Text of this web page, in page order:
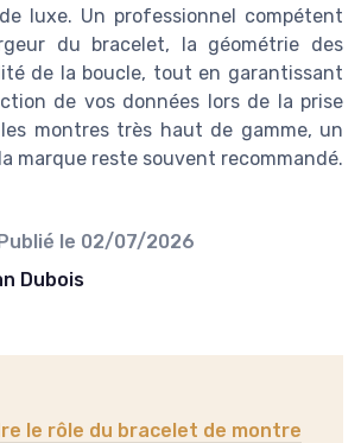
luxe. Un professionnel compétent
du bracelet, la géométrie des
de la boucle, tout en garantissant
de vos données lors de la prise
montres très haut de gamme, un
marque reste souvent recommandé.
le 02/07/2026
Dubois
le rôle du bracelet de montre